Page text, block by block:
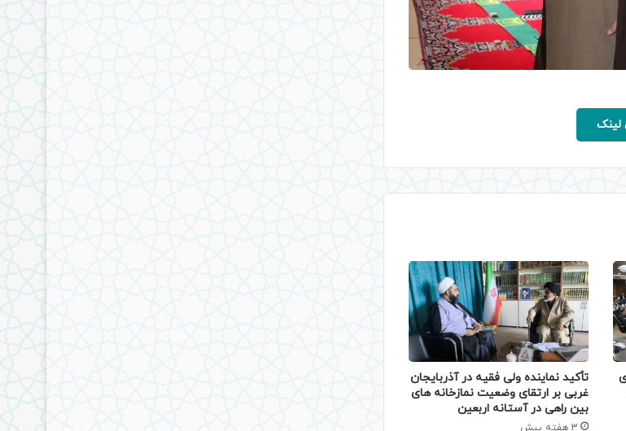
لینک
تأکید نماینده ولی‌ فقیه در آذربایجان
غربی بر ارتقای وضعیت نمازخانه‌ های
بین‌ راهی در آستانه اربعین
3 هفته پیش